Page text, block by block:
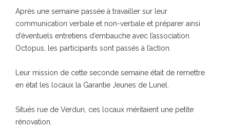
Après une semaine passée à travailler sur leur
communication verbale et non-verbale et préparer ainsi
d’éventuels entretiens d’embauche avec l’association
Octopus, les participants sont passés à l’action.
Leur mission de cette seconde semaine était de remettre
en état les locaux la Garantie Jeunes de Lunel.
Situés rue de Verdun, ces locaux méritaient une petite
rénovation.